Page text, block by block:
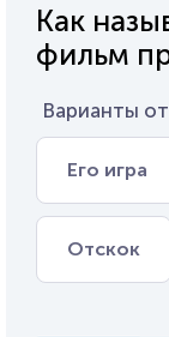
Как
фильм
Варианты
Его игра
Отскок